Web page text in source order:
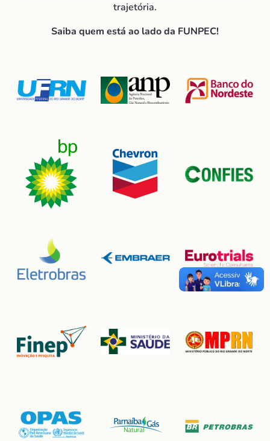
trajetória.
Saiba quem está ao lado da FUNPEC!